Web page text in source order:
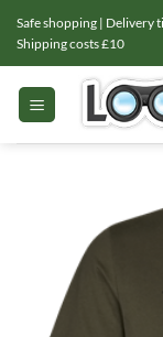
naar
inhoud
Safe shopping | Delivery
Shipping costs £10